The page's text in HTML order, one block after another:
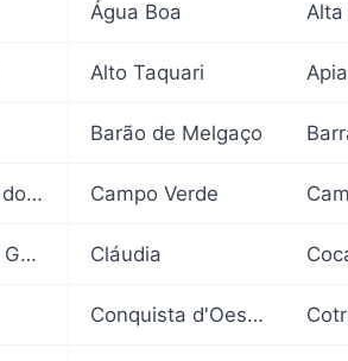
Água Boa
Alto Taquari
Barão de Melgaço
Campo Novo do Parecis Campo Verde
Chapada dos Guimarães Cláudia
Conquista d'Oeste